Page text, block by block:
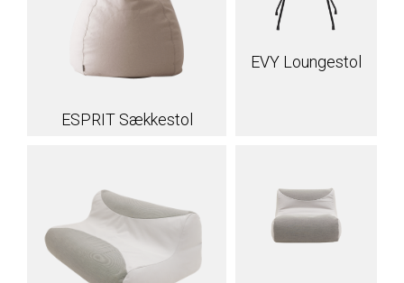
ESPRIT Sækkestol
EVY Loungestol